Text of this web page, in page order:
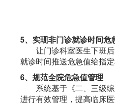
5、实现非门诊就诊时间危
让门诊科室医生下班
就诊时间推送危急值给指定
6、规范全院危急值管理
系统基于《二、三级
进行有效管理，提高临床